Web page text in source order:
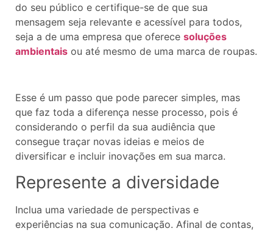
do seu público e certifique-se de que sua
mensagem seja relevante e acessível para todos,
seja a de uma empresa que oferece soluções
ambientais ou até mesmo de uma marca de roupas.
Esse é um passo que pode parecer simples, mas
que faz toda a diferença nesse processo, pois é
considerando o perfil da sua audiência que
consegue traçar novas ideias e meios de
diversificar e incluir inovações em sua marca.
Represente a diversidade
Inclua uma variedade de perspectivas e
experiências na sua comunicação. Afinal de contas,